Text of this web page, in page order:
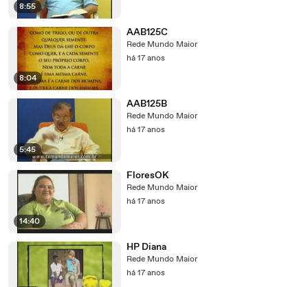
8:55
8:04
AAB125C
Rede Mundo Maior
há 17 anos
5:45
AAB125B
Rede Mundo Maior
há 17 anos
14:40
FloresOK
Rede Mundo Maior
há 17 anos
HP Diana
Rede Mundo Maior
há 17 anos